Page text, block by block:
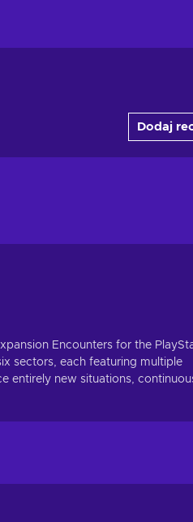
Dodaj
Encounters for the
sectors, each featuring multiple
entirely new situations,